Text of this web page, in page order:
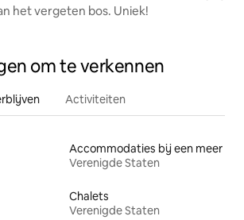
het vergeten bos. Uniek!
om te verkennen
Activiteiten
Accommodaties bij een meer
Verenigde Staten
Chalets
Verenigde Staten